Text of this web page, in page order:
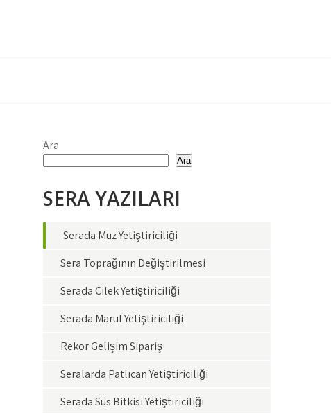
Ara
Ara
SERA YAZILARI
Serada Muz Yetiştiriciliği
Sera Toprağının Değiştirilmesi
Serada Çilek Yetiştiriciliği
Serada Marul Yetiştiriciliği
Rekor Gelişim Sipariş
Seralarda Patlıcan Yetiştiriciliği
Serada Süs Bitkisi Yetiştiriciliği